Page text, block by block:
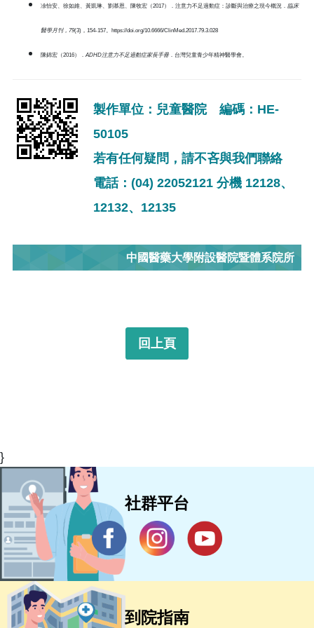
凃怡安、徐如維、黃凱琳、劉慕恩、陳牧宏（2017）．注意力不足過動症：診斷與治療之現今概況． 臨床
醫學月刊，79(3)，154-157。https://doi.org/10.6666/ClinMed.2017.79.3.028
陳錦宏（2016）．ADHD注意力不足過動症家長手冊．台灣兒童青少年精神醫學會。
製作單位：兒童醫院 編碼：HE-
50105
若有任何疑問，請不吝與我們聯絡
電話：(04) 22052121 分機 12128、
12132、12135
中國醫藥大學附設醫院暨體系院所
回上頁
}
社群平台
到院指南